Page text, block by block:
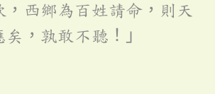
，西鄉為百姓請命，則天
，孰敢不聽！」